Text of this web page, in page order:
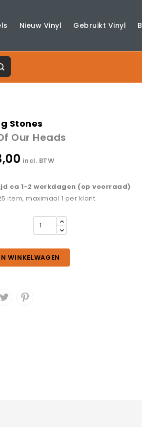
Nieuw Vinyl Gebruikt Vinyl
Stones
Our Heads
incl. BTW
ca 1-2 werkdagen (op voorraad)
item, maximaal 1 per klant.
WINKELWAGEN